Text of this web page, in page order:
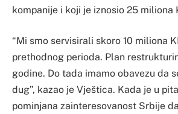
kompanije i koji je iznosio 25 miliona
“Mi smo servisirali skoro 10 miliona
prethodnog perioda. Plan
godine. Do tada imamo obavezu da
dug”, kazao je Vještica. Kada je u
pominjana zainteresovanost Srbije